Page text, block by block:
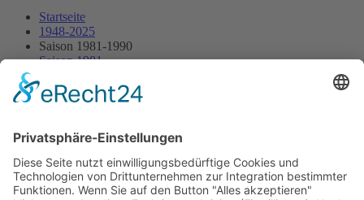
Startseite
1948-2025
Saison 1981-1990
Saison 1981
30.08.1981 - Höxter
Streckenskizze Programmheft